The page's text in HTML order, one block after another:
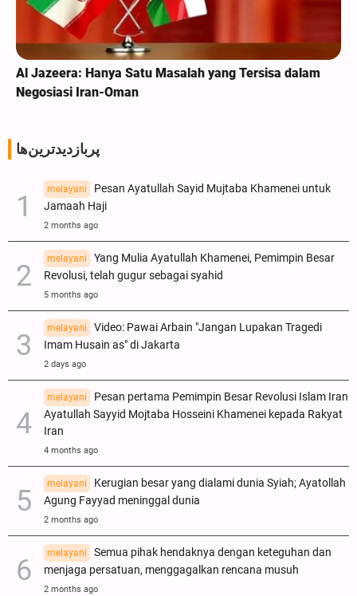
Al Jazeera: Hanya Satu Masalah yang Tersisa dalam
Negosiasi Iran-Oman
پربازدیدترین‌ها
melayani
Pesan Ayatullah Sayid Mujtaba Khamenei untuk
Jamaah Haji
2 months ago
melayani
Yang Mulia Ayatullah Khamenei, Pemimpin Besar
Revolusi, telah gugur sebagai syahid
5 months ago
melayani
Video: Pawai Arbain "Jangan Lupakan Tragedi
Imam Husain as" di Jakarta
2 days ago
melayani
Pesan pertama Pemimpin Besar Revolusi Islam Iran
Ayatullah Sayyid Mojtaba Hosseini Khamenei kepada Rakyat
Iran
4 months ago
melayani
Kerugian besar yang dialami dunia Syiah; Ayatollah
Agung Fayyad meninggal dunia
2 months ago
melayani
Semua pihak hendaknya dengan keteguhan dan
menjaga persatuan, menggagalkan rencana musuh
2 months ago